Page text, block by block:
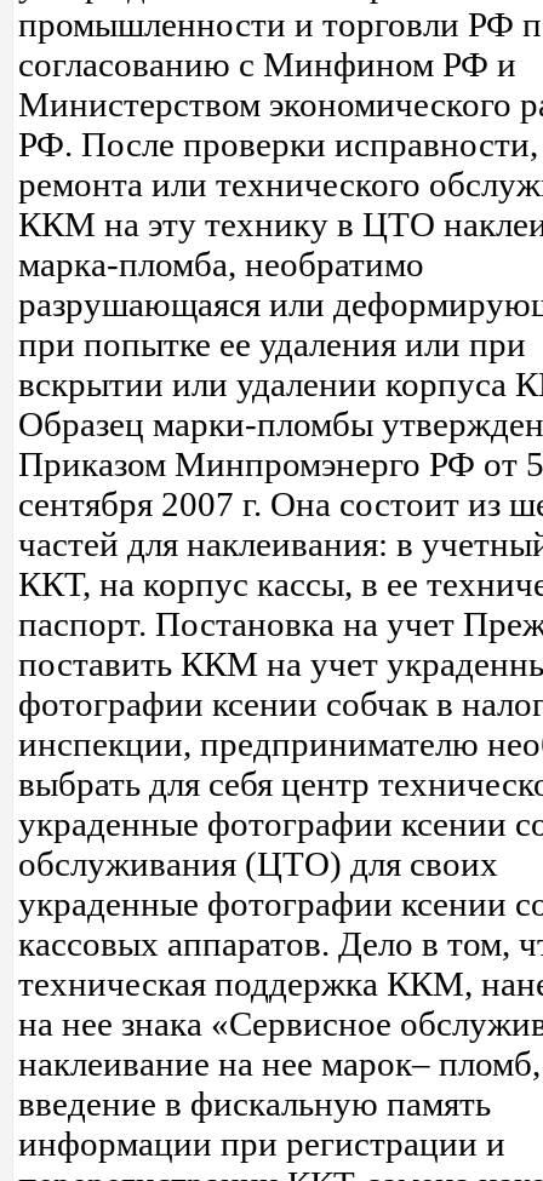
промышленности и торговли РФ
согласованию с Минфином РФ и
Министерством экономического
РФ. После проверки
ремонта или технического
ККМ на эту технику в ЦТО
марка-пломба, необратимо
разрушающаяся или
при попытке ее удаления или при
вскрытии или удалении корпуса
Образец марки-пломбы утвержден
Приказом Минпромэнерго РФ от 5
сентября 2007 г. Она состоит из
частей для наклеивания: в
ККТ, на корпус кассы, в ее
паспорт. Постановка на учет
поставить ККМ на учет
фотографии ксении собчак в
инспекции, предпринимателю
выбрать для себя центр
украденные фотографии ксении
обслуживания (ЦТО) для своих
украденные фотографии ксении
кассовых аппаратов. Дело в том,
техническая поддержка ККМ,
на нее знака «Сервисное
наклеивание на нее марок–
введение в фискальную память
информации при регистрации и